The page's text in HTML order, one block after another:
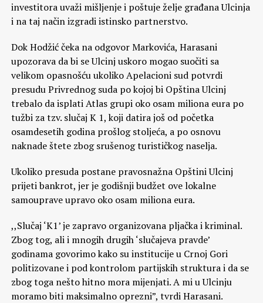
investitora uvaži mišljenje i poštuje želje građana Ulcinja
i na taj način izgradi istinsko partnerstvo.
Dok Hodžić čeka na odgovor Markovića, Harasani
upozorava da bi se Ulcinj uskoro mogao suočiti sa
velikom opasnošću ukoliko Apelacioni sud potvrdi
presudu Privrednog suda po kojoj bi Opština Ulcinj
trebalo da isplati Atlas grupi oko osam miliona eura po
tužbi za tzv. slučaj K 1, koji datira još od početka
osamdesetih godina prošlog stoljeća, a po osnovu
naknade štete zbog srušenog turističkog naselja.
Ukoliko presuda postane pravosnažna Opštini Ulcinj
prijeti bankrot, jer je godišnji budžet ove lokalne
samouprave upravo oko osam miliona eura.
,,Slučaj ‘K1’ je zapravo organizovana pljačka i kriminal.
Zbog tog, ali i mnogih drugih ‘slučajeva pravde’
godinama govorimo kako su institucije u Crnoj Gori
politizovane i pod kontrolom partijskih struktura i da se
zbog toga nešto hitno mora mijenjati. A mi u Ulcinju
moramo biti maksimalno oprezni”, tvrdi Harasani.